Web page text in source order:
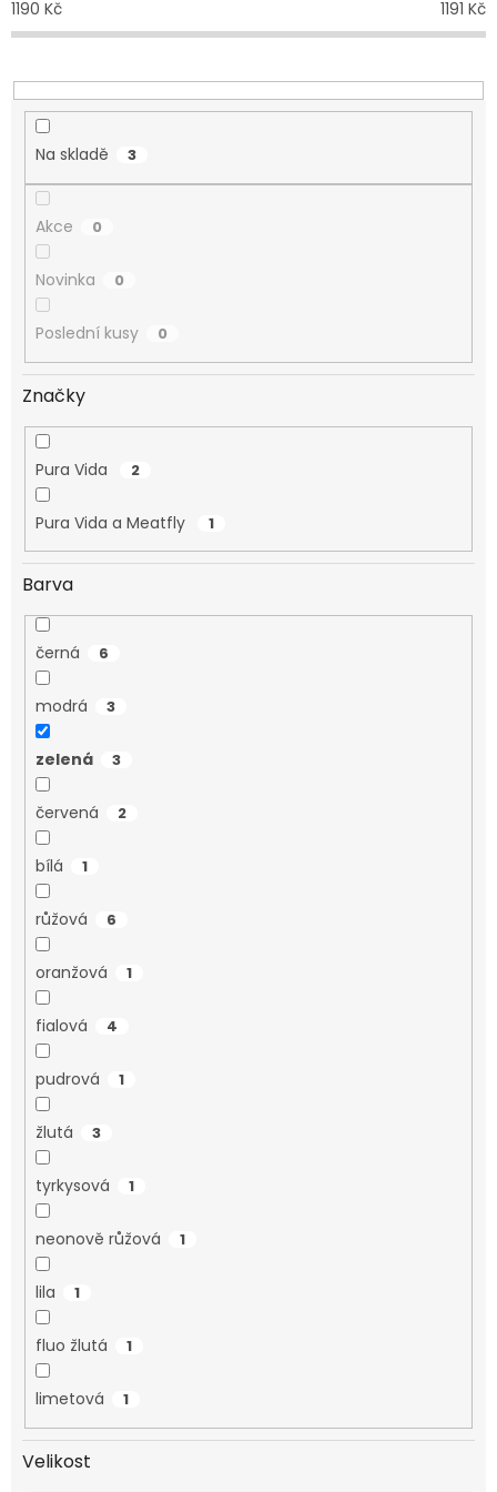
k
t
1190 Kč 1191 Kč
Na skladě 3
Akce 0
Novinka 0
Poslední kusy 0
Značky
Pura Vida 2
Pura Vida a Meatfly 1
Barva
černá 6
modrá 3
zelená 3
červená 2
bílá 1
růžová 6
oranžová 1
fialová 4
pudrová 1
žlutá 3
tyrkysová 1
neonově růžová 1
lila 1
fluo žlutá 1
limetová 1
Velikost